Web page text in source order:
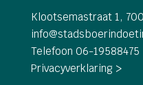
Klootsemastraat 1,
info@
Telefoon 06-19588475
Privacyverklaring >